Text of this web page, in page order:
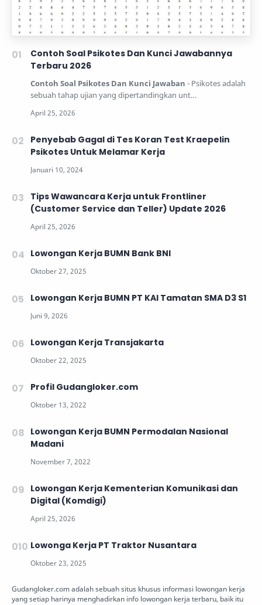
Contoh Soal Psikotes Dan Kunci Jawabannya
Terbaru 2026
Contoh Soal Psikotes Dan Kunci Jawaban - Psikotes adalah
sebuah tahap ujian yang dipertandingkan unt…
Penyebab Gagal di Tes Koran Test Kraepelin
Psikotes Untuk Melamar Kerja
Tips Wawancara Kerja untuk Frontliner
(Customer Service dan Teller) Update 2026
Lowongan Kerja BUMN Bank BNI
Lowongan Kerja BUMN PT KAI Tamatan SMA D3 S1
Lowongan Kerja Transjakarta
Profil Gudangloker.com
Lowongan Kerja BUMN Permodalan Nasional
Madani
Lowongan Kerja Kementerian Komunikasi dan
Digital (Komdigi)
Lowonga Kerja PT Traktor Nusantara
Gudangloker.com adalah sebuah situs khusus informasi lowongan kerja
yang setiap harinya menghadirkan info lowongan kerja terbaru, baik itu